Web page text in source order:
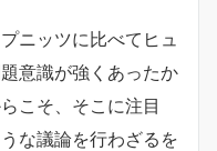
ニッツに比べてヒュ
意識が強くあったか
こそ、そこに注目
な議論を行わざるを